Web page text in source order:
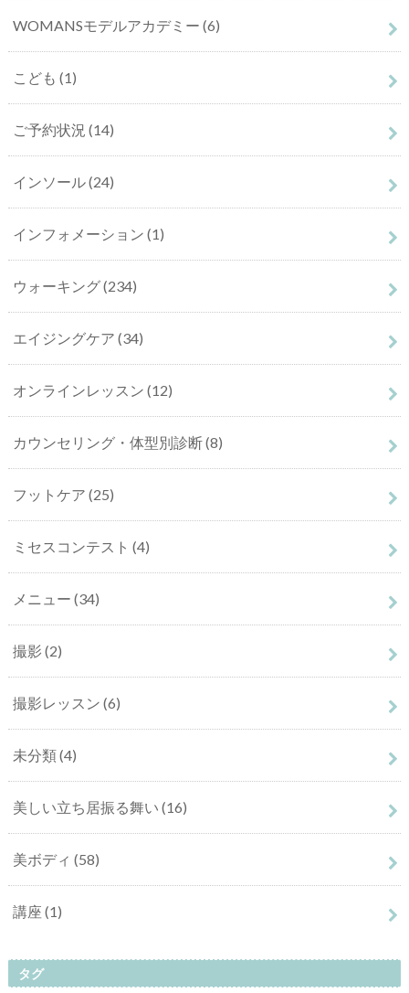
WOMANSモデルアカデミー (6)
こども (1)
ご予約状況 (14)
インソール(24)
インフォメーション (1)
ウォーキング(234)
エイジングケア (34)
オンラインレッスン (12)
カウンセリング・体型別診断(8)
フットケア (25)
ミセスコンテスト (4)
メニュー (34)
撮影 (2)
撮影レッスン (6)
未分類(4)
美しい立ち居振る舞い (16)
美ボディ (58)
講座 (1)
タグ